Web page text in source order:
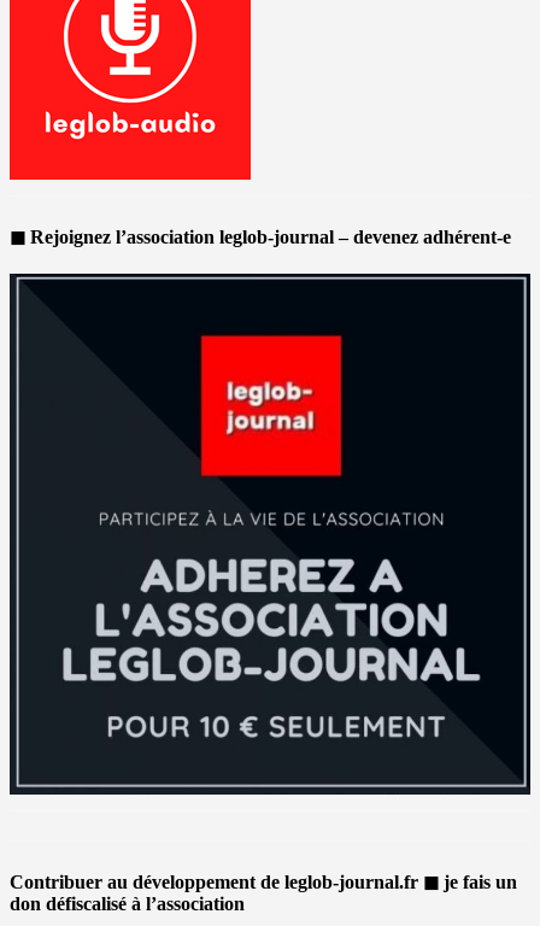
◼ Rejoignez l’association leglob-journal – devenez adhérent-e
Contribuer au développement de leglob-journal.fr ◼ je fais un
don défiscalisé à l’association